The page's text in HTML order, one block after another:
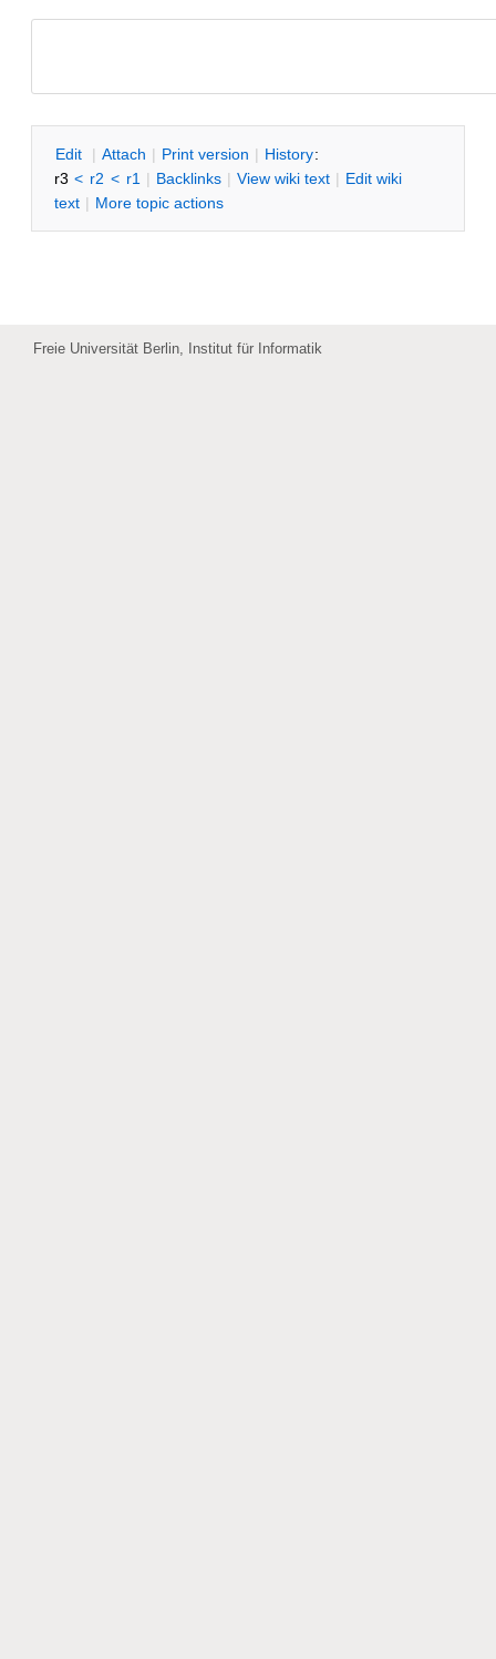
Edit | Attach | Print version | History:
r3 < r2 < r1 | Backlinks | View wiki text | Edit wiki
text | More topic actions
Freie Universität Berlin, Institut für Informatik